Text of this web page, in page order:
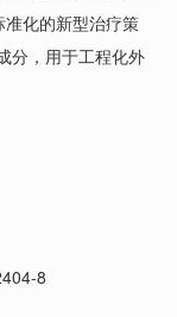
化的新型治疗策
分，用于工程化外
8